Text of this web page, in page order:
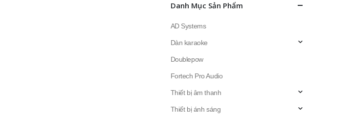
Danh Mục Sản Phẩm
AD Systems
Dàn karaoke
Doublepow
Fortech Pro Audio
Thiết bị âm thanh
Thiết bị ánh sáng